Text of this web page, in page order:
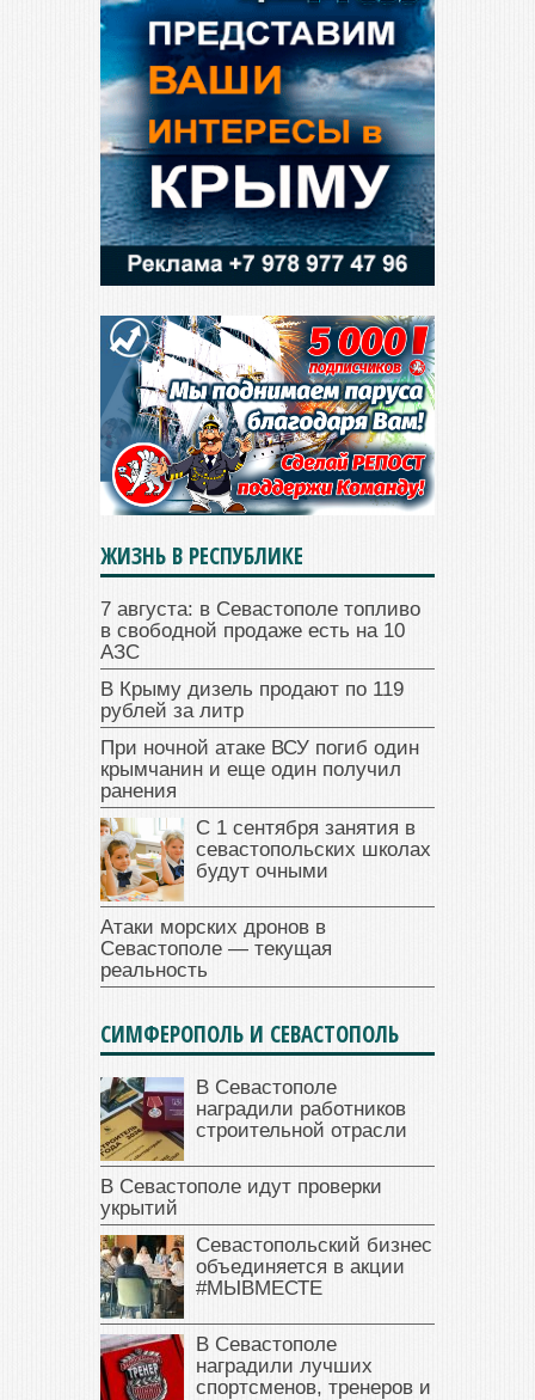
ЖИЗНЬ В РЕСПУБЛИКЕ
7 августа: в Севастополе топливо
в свободной продаже есть на 10
АЗС
В Крыму дизель продают по 119
рублей за литр
При ночной атаке ВСУ погиб один
крымчанин и еще один получил
ранения
С 1 сентября занятия в
севастопольских школах
будут очными
Атаки морских дронов в
Севастополе — текущая
реальность
СИМФЕРОПОЛЬ И СЕВАСТОПОЛЬ
В Севастополе
наградили работников
строительной отрасли
В Севастополе идут проверки
укрытий
Севастопольский бизнес
объединяется в акции
#МЫВМЕСТЕ
В Севастополе
наградили лучших
спортсменов, тренеров и